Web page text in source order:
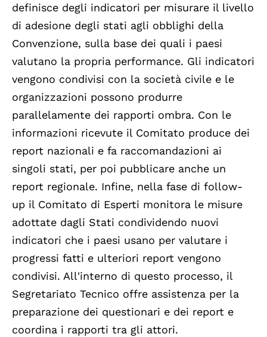
definisce degli indicatori per misurare il livello
di adesione degli stati agli obblighi della
Convenzione, sulla base dei quali i paesi
valutano la propria performance. Gli indicatori
vengono condivisi con la società civile e le
organizzazioni possono produrre
parallelamente dei rapporti ombra. Con le
informazioni ricevute il Comitato produce dei
report nazionali e fa raccomandazioni ai
singoli stati, per poi pubblicare anche un
report regionale. Infine, nella fase di follow-
up il Comitato di Esperti monitora le misure
adottate dagli Stati condividendo nuovi
indicatori che i paesi usano per valutare i
progressi fatti e ulteriori report vengono
condivisi. All'interno di questo processo, il
Segretariato Tecnico offre assistenza per la
preparazione dei questionari e dei report e
coordina i rapporti tra gli attori.